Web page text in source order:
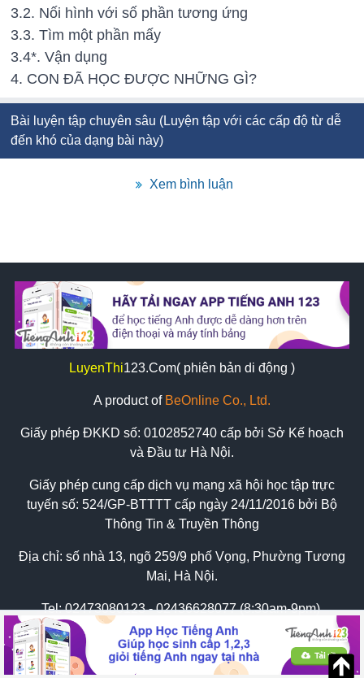
3.2. Nối hình với số phần tương ứng
3.3. Tìm một phần mấy
3.4*. Vận dụng
4. CON ĐÃ HỌC ĐƯỢC NHỮNG GÌ?
Bài luyện tập chuyên sâu (Luyện tập với các cấp độ từ dễ
đến khó của dạng bài này)
Xem bình luận
LuyenThi123.Com( phiên bản di động )
A product of BeOnline Co., Ltd.
Giấy phép ĐKKD số: 0102852740 cấp bởi Sở Kế hoạch
và Đầu tư Hà Nội.
Giấy phép cung cấp dịch vụ mạng xã hội học tập trực
tuyến số: 524/GP-BTTTT cấp ngày 24/11/2016 bởi Bộ
Thông Tin & Truyền Thông
Địa chỉ: số nhà 13, ngõ 259/9 phố Vọng, Phường Tương
Mai, Hà Nội.
Tel:02473080123 - 02436628077 (8:30am-9pm)
Zalo: 0898569620 hoặc 0934626775
Email: support@luyenthi123.com